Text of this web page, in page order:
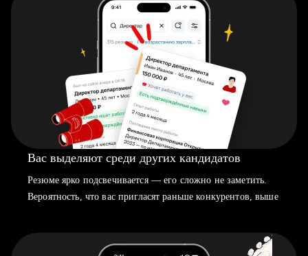
Вас выделяют среди других кандидатов
Резюме ярко подсвечивается — его сложно не заметить.
Вероятность, что вас пригласят раньше конкурентов, выше